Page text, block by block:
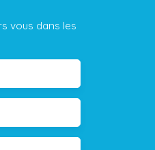
vous dans les